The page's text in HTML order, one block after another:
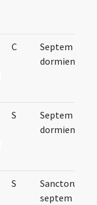
C
Septem
dormientium
S
Septem
dormientium
S
Sanctorum
septem